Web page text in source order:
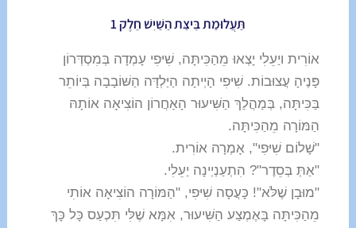
תַּעֲלוּמַת בֵּיצַּת הַשַּׁיִשׁ חֵלֶק 1
אוֹרִית ויַעֵלִי יָצְאוּ מֵהַכִּיתָּה, שִׁיּפִי עָמְדָה בְּמִסְדְּרוֹן
פָּנֶיהָ עֲצוּבוֹת. שִׁיּפִי הָיְיתָה הַיַּלְדָּה הַשּׁוֹבָבָה בְּיוֹתֵר
בַּכִּיתָּה, בְּמַהֲלַךְ הַשִּׁיעוּר הָאַחֲרוֹן הוֹצִיאָה אוֹתָהּ
הַמּוֹרָה מֵהַכִּיתָּה.
"שָׁלוֹם שִׁיּפִי", אָמְרָה אוֹרִית.
"אַתְּ בְּסֵדֶר"? הִתְעַנְיְינָה יַעֵלִי.
"מוּבָן שֶׁלֹּא"! כָּעֲסָה שִׁיּפִי, "הַמּוֹרָה הוֹצִיאָה אוֹתִי
מֵהַכִּיתָּה בָּאֶמְצַע הַשִּׁיעוּר, אִמָּא שֶׁלִּי תִּכְעַס כָּל כָּךְ